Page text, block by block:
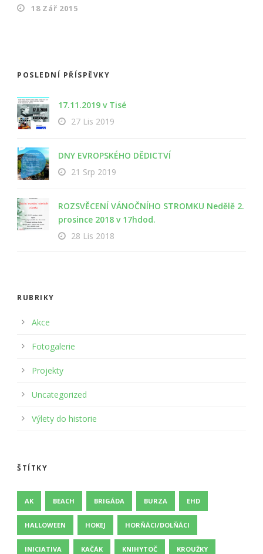
18 Zář 2015
POSLEDNÍ PŘÍSPĚVKY
17.11.2019 v Tisé
27 Lis 2019
DNY EVROPSKÉHO DĚDICTVÍ
21 Srp 2019
ROZSVĚCENÍ VÁNOČNÍHO STROMKU Nedělě 2.
prosince 2018 v 17hdod.
28 Lis 2018
RUBRIKY
Akce
Fotogalerie
Projekty
Uncategorized
Výlety do historie
ŠTÍTKY
AK BEACH BRIGÁDA BURZA EHD
HALLOWEEN HOKEJ HORŇÁCI/DOLŇÁCI
INICIATIVA KAČÁK KNIHYTOČ KROUŽKY